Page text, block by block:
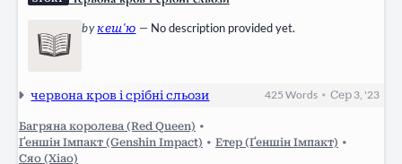
byкеш'ю — No description provided yet.
червона кров і срібні сльози 425 Words •Сер 3, '23
Багряна королева (Red Queen) •
Ґеншін Імпакт (Genshin Impact) • Етер (Ґеншін Імпакт) •
Сяо (Xiao)